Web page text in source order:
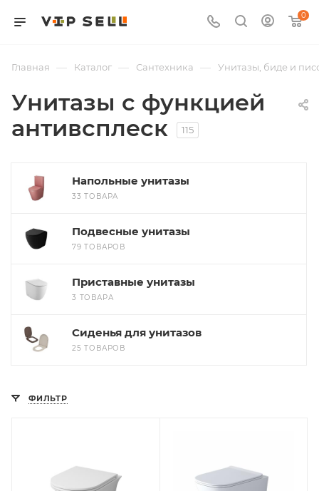
0
Главная — Каталог — Сантехника — Унитазы, биде и
Унитазы с функцией
антивсплеск
115
Напольные унитазы
33 ТОВАРА
Подвесные унитазы
79 ТОВАРОВ
Приставные унитазы
3 ТОВАРА
Сиденья для унитазов
25 ТОВАРОВ
ФИЛЬТР